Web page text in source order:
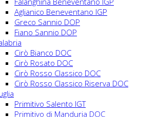
Aglianico Beneventano IGP
Greco Sannio DOP
Fiano Sannio DOP
Cirò Bianco DOC
Cirò Rosato DOC
Cirò Rosso Classico DOC
Cirò Rosso Classico Riserva DOC
Primitivo Salento IGT
Primitivo di Manduria DOC